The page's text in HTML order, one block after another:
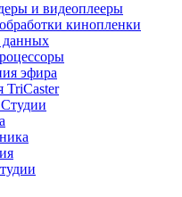
и видеоплееры
кинопленки
данных
эфира
TriCaster